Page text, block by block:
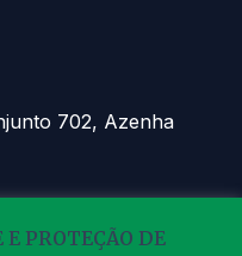
702, Azenha
PROTEÇÃO DE